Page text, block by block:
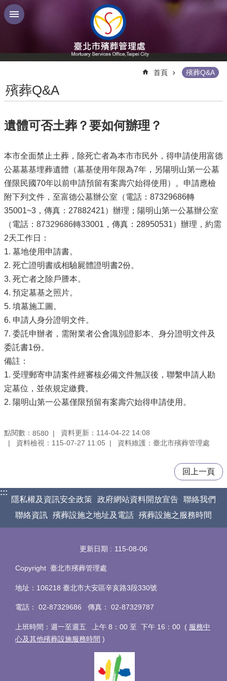
跳到主要內容區塊
首頁 殯葬Q&A
殯葬Q&A
遺體可否土葬？要如何辦理？
本市全面禁止土葬，除死亡者為本市市民外，得申請使用富德
公墓墓基埋葬遺體（墓基使用年限為7年，另陽明山第一公墓
僅限民國70年以前申請預留有案壽穴始得使用）。申請應檢
附下列文件，至富德公墓辦公室（電話：87329686轉
35001~3，傳真：27882421）辦理；陽明山第一公墓辦公室
（電話： 87329686轉33001，傳真：28950531）辦理，約需
2天工作日：
1. 墓地使用申請書。
2. 死亡證明書或相驗屍體證明書2份。
3. 死亡者之除戶謄本。
4. 預定墓基之照片。
5. 墳墓施工圖。
6. 申請人身分證明文件。
7. 委託申辦者，需附業者公會識別證影本、身分證明文件及
委託書1份。
備註：
1. 受理郵寄申請案件經審核必備文件無誤後，聯繫申請人勘
定墓位，並依規定繳費。
2. 陽明山第一公墓僅限預留有案壽穴始得申請使用。
點閱數： 8580
資料更新：114-04-22 14:08
資料檢視：115-07-27 11:05
資料維護：臺北市殯葬管理處
回上一頁
:::
隱私權及資訊安全政策 政府網站資料開放宣告 聯絡我們
聯絡資訊 殯葬設施之地址及電話 殯葬設施之服務時間
更新日期 115-08-06
Copyright 臺北市殯葬管理處
地址：106218 臺北市大安區辛亥路3段330號
電話 ： 02-87329686 傳真 ： 02-87329787
上班時間：週一至週五 上午 8：00 至 下午 16：00 ( 服務中
心及其他殯葬設施服務時間 )